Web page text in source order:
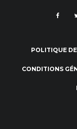
POLITIQUE
CONDITIONS